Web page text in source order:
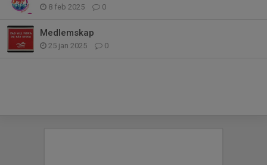
8 feb 2025 0
Medlemskap
25 jan 2025 0